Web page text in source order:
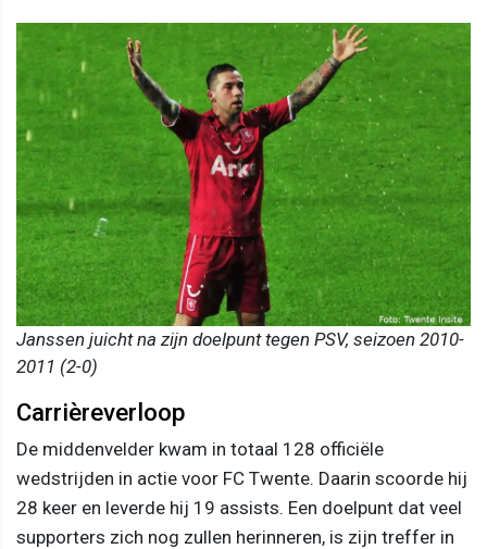
Janssen juicht na zijn doelpunt tegen PSV, seizoen 2010-
2011 (2-0)
Carrièreverloop
De middenvelder kwam in totaal 128 officiële
wedstrijden in actie voor FC Twente. Daarin scoorde hij
28 keer en leverde hij 19 assists. Een doelpunt dat veel
supporters zich nog zullen herinneren, is zijn treffer in